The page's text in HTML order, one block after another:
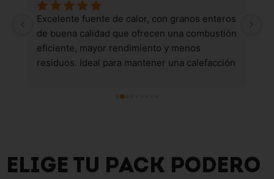
Excelente fuente de calor, con granos enteros
de buena calidad que ofrecen una combustión
eficiente, mayor rendimiento y menos
residuos. Ideal para mantener una calefacción
ELIGE TU PACK PODERO